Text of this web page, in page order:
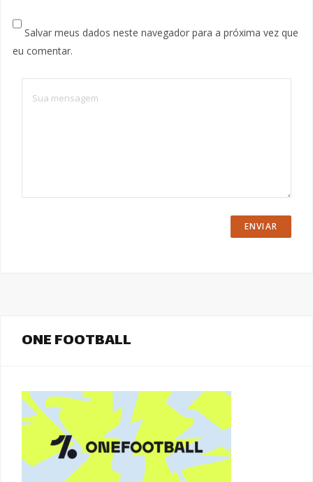
Salvar meus dados neste navegador para a próxima vez que
eu comentar.
ONE FOOTBALL